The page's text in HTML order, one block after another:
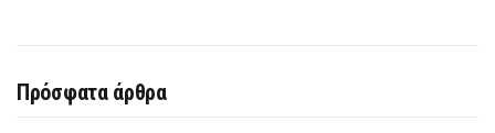
Πρόσφατα άρθρα